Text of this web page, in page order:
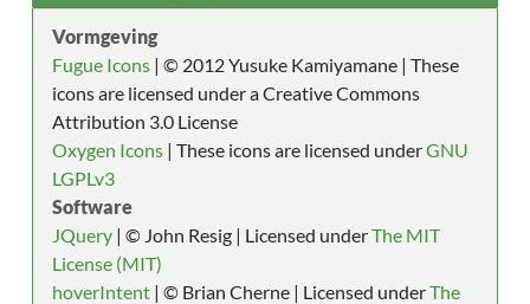
Vormgeving
Fugue Icons | © 2012 Yusuke Kamiyamane | These
icons are licensed under a Creative Commons
Attribution 3.0 License
Oxygen Icons | These icons are licensed underGNU
LGPLv3
Software
JQuery | © John Resig | Licensed underThe MIT
License (MIT)
hoverIntent | © Brian Cherne | Licensed underThe